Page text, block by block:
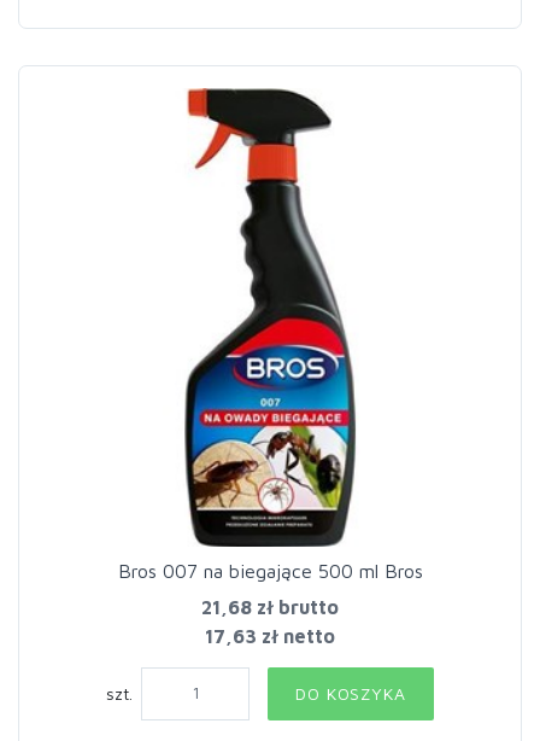
Bros 007 na biegające 500 ml Bros
21,68 zł brutto
17,63 zł netto
szt. DO KOSZYKA